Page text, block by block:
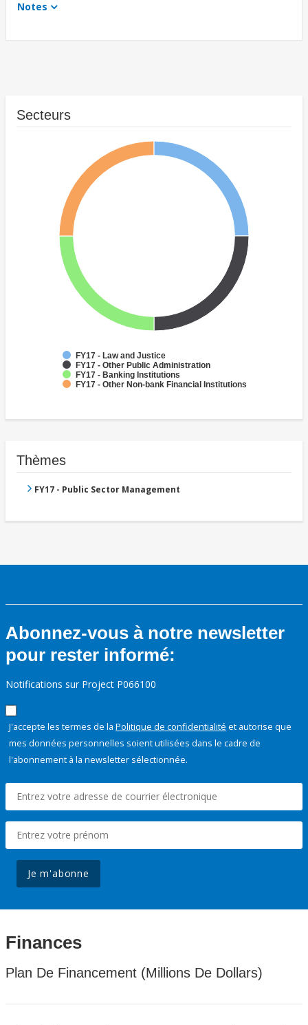
Notes
Secteurs
FY17 - Law and Justice
FY17 - Other Public Administration
FY17 - Banking Institutions
FY17 - Other Non-bank Financial Institutions
Thèmes
FY17 - Public Sector Management
Abonnez-vous à notre newsletter
pour rester informé:
Notifications sur Project P066100
J'accepte les termes de la Politique de confidentialité et autorise que
mes données personnelles soient utilisées dans le cadre de
l'abonnement à la newsletter sélectionnée.
Je m'abonne
Finances
Plan De Financement (Millions De Dollars)